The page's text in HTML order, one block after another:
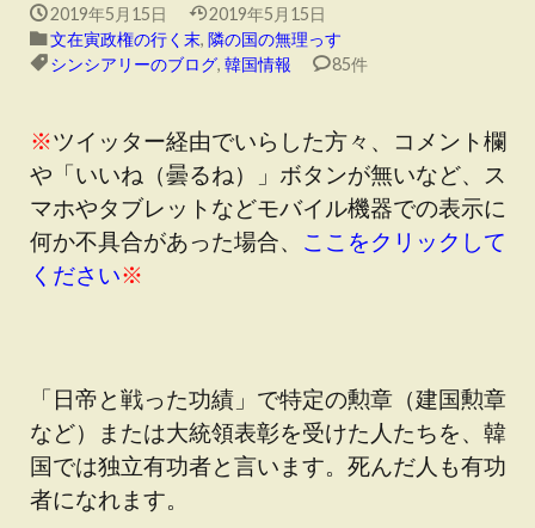
2019年5月15日
2019年5月15日
文在寅政権の行く末, 隣の国の無理っす
シンシアリーのブログ, 韓国情報 85件
※ツイッター経由でいらした方々、コメント欄
や「いいね（曇るね）」ボタンが無いなど、ス
マホやタブレットなどモバイル機器での表示に
何か不具合があった場合、 ここをクリックして
ください※
「日帝と戦った功績」で特定の勲章（建国勲章
など）または大統領表彰を受けた人たちを、韓
国では独立有功者と言います。死んだ人も有功
者になれます。